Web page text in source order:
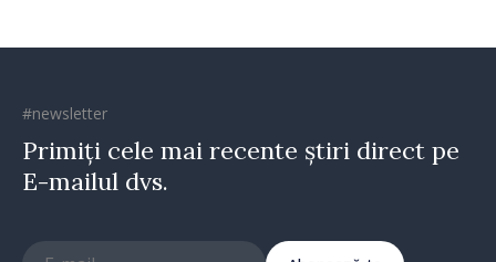
#newsletter
Primiți cele mai recente știri direct pe
E-mailul dvs.